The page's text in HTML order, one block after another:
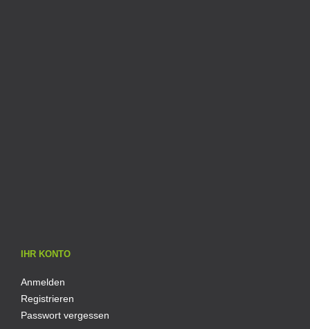
IHR KONTO
Anmelden
Registrieren
Passwort vergessen